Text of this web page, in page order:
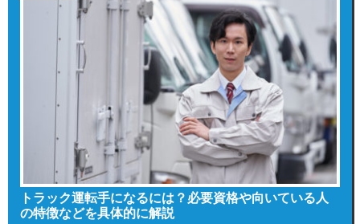
トラック運転手になるには？必要資格や向いている人
の特徴などを具体的に解説